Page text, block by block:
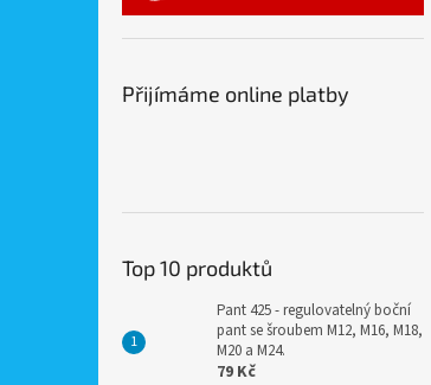
Přijímáme online platby
Top 10 produktů
Pant 425 - regulovatelný boční
pant se šroubem M12, M16, M18,
M20 a M24.
79 Kč